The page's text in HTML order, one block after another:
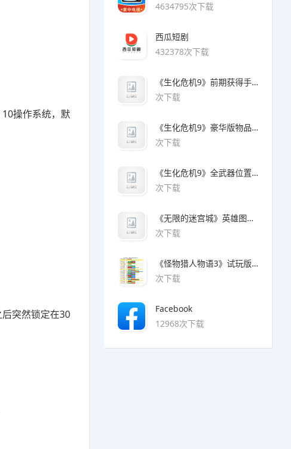
操作系统，默
突然锁定在30
4634795次下载
西瓜短剧
432378次下载
《生化危机9》前期获得手枪方法
次下载
《生化危机9》豪华版物品领取方法
次下载
《生化危机9》全武器位置及解锁方法
次下载
《无限的迷宫城》英雄图鉴大全
次下载
《怪物猎人物语3》试玩版魔物猜拳对照表
次下载
Facebook
12968次下载